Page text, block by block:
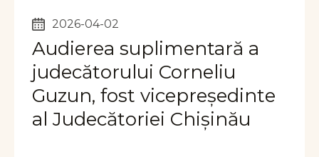
2026-04-02
Audierea suplimentară a
judecătorului Corneliu
Guzun, fost vicepreședinte
al Judecătoriei Chișinău